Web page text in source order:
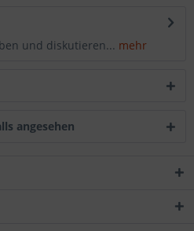
und diskutieren... mehr
angesehen